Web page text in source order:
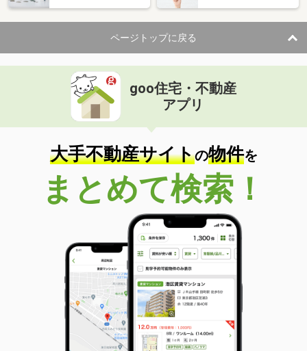
ページトップに戻る
goo住宅・不動産
アプリ
大手不動産サイトの物件を
まとめて検索！